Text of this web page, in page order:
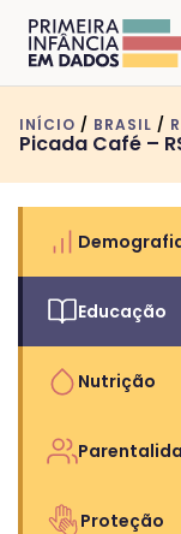
INÍCIO / BRASIL /
Picada Café –
Educação
Nutrição
Proteção